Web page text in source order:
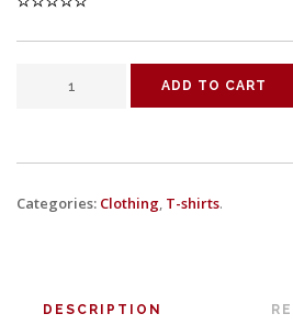
ADD TO CART
Categories: Clothing, T-shirts.
DESCRIPTION